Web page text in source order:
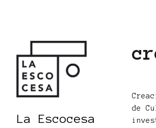
La Escocesa
de